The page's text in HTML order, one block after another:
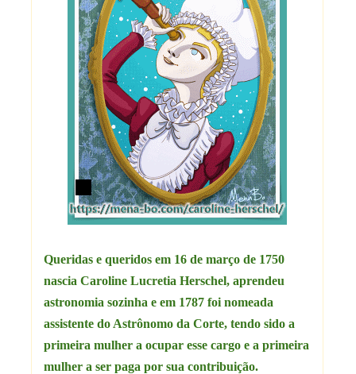
Queridas e queridos em 16 de março de 1750
nascia Caroline Lucretia Herschel, aprendeu
astronomia sozinha e em 1787 foi nomeada
assistente do Astrônomo da Corte, tendo sido a
primeira mulher a ocupar esse cargo e a primeira
mulher a ser paga por sua contribuição.